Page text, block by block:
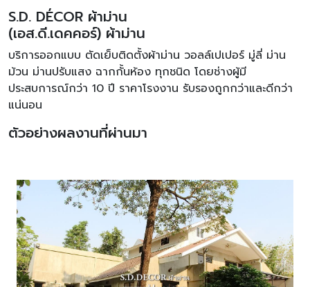
S.D. DÉCOR ผ้าม่าน
(เอส.ดี.เดคคอร์) ผ้าม่าน
บริการออกแบบ ตัดเย็บติดตั้งผ้าม่าน วอลล์เปเปอร์ มู่ลี่ ม่าน
ม้วน ม่านปรับแสง ฉากกั้นห้อง ทุกชนิด โดยช่างผู้มี
ประสบการณ์กว่า 10 ปี ราคาโรงงาน รับรองถูกกว่าและดีกว่า
แน่นอน
ตัวอย่างผลงานที่ผ่านมา